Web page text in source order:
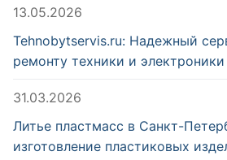
13.05.2026
Tehnobytservis.ru: Надежный
ремонту техники и
31.03.2026
Литье пластмасс в Санкт-
изготовление пластиковых